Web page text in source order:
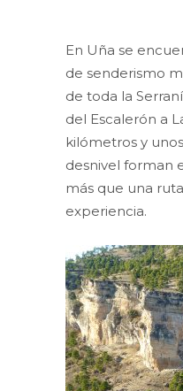
En Uña se
de senderismo
de toda la
del Escalerón a
kilómetros y
desnivel forman
más que una
experiencia.